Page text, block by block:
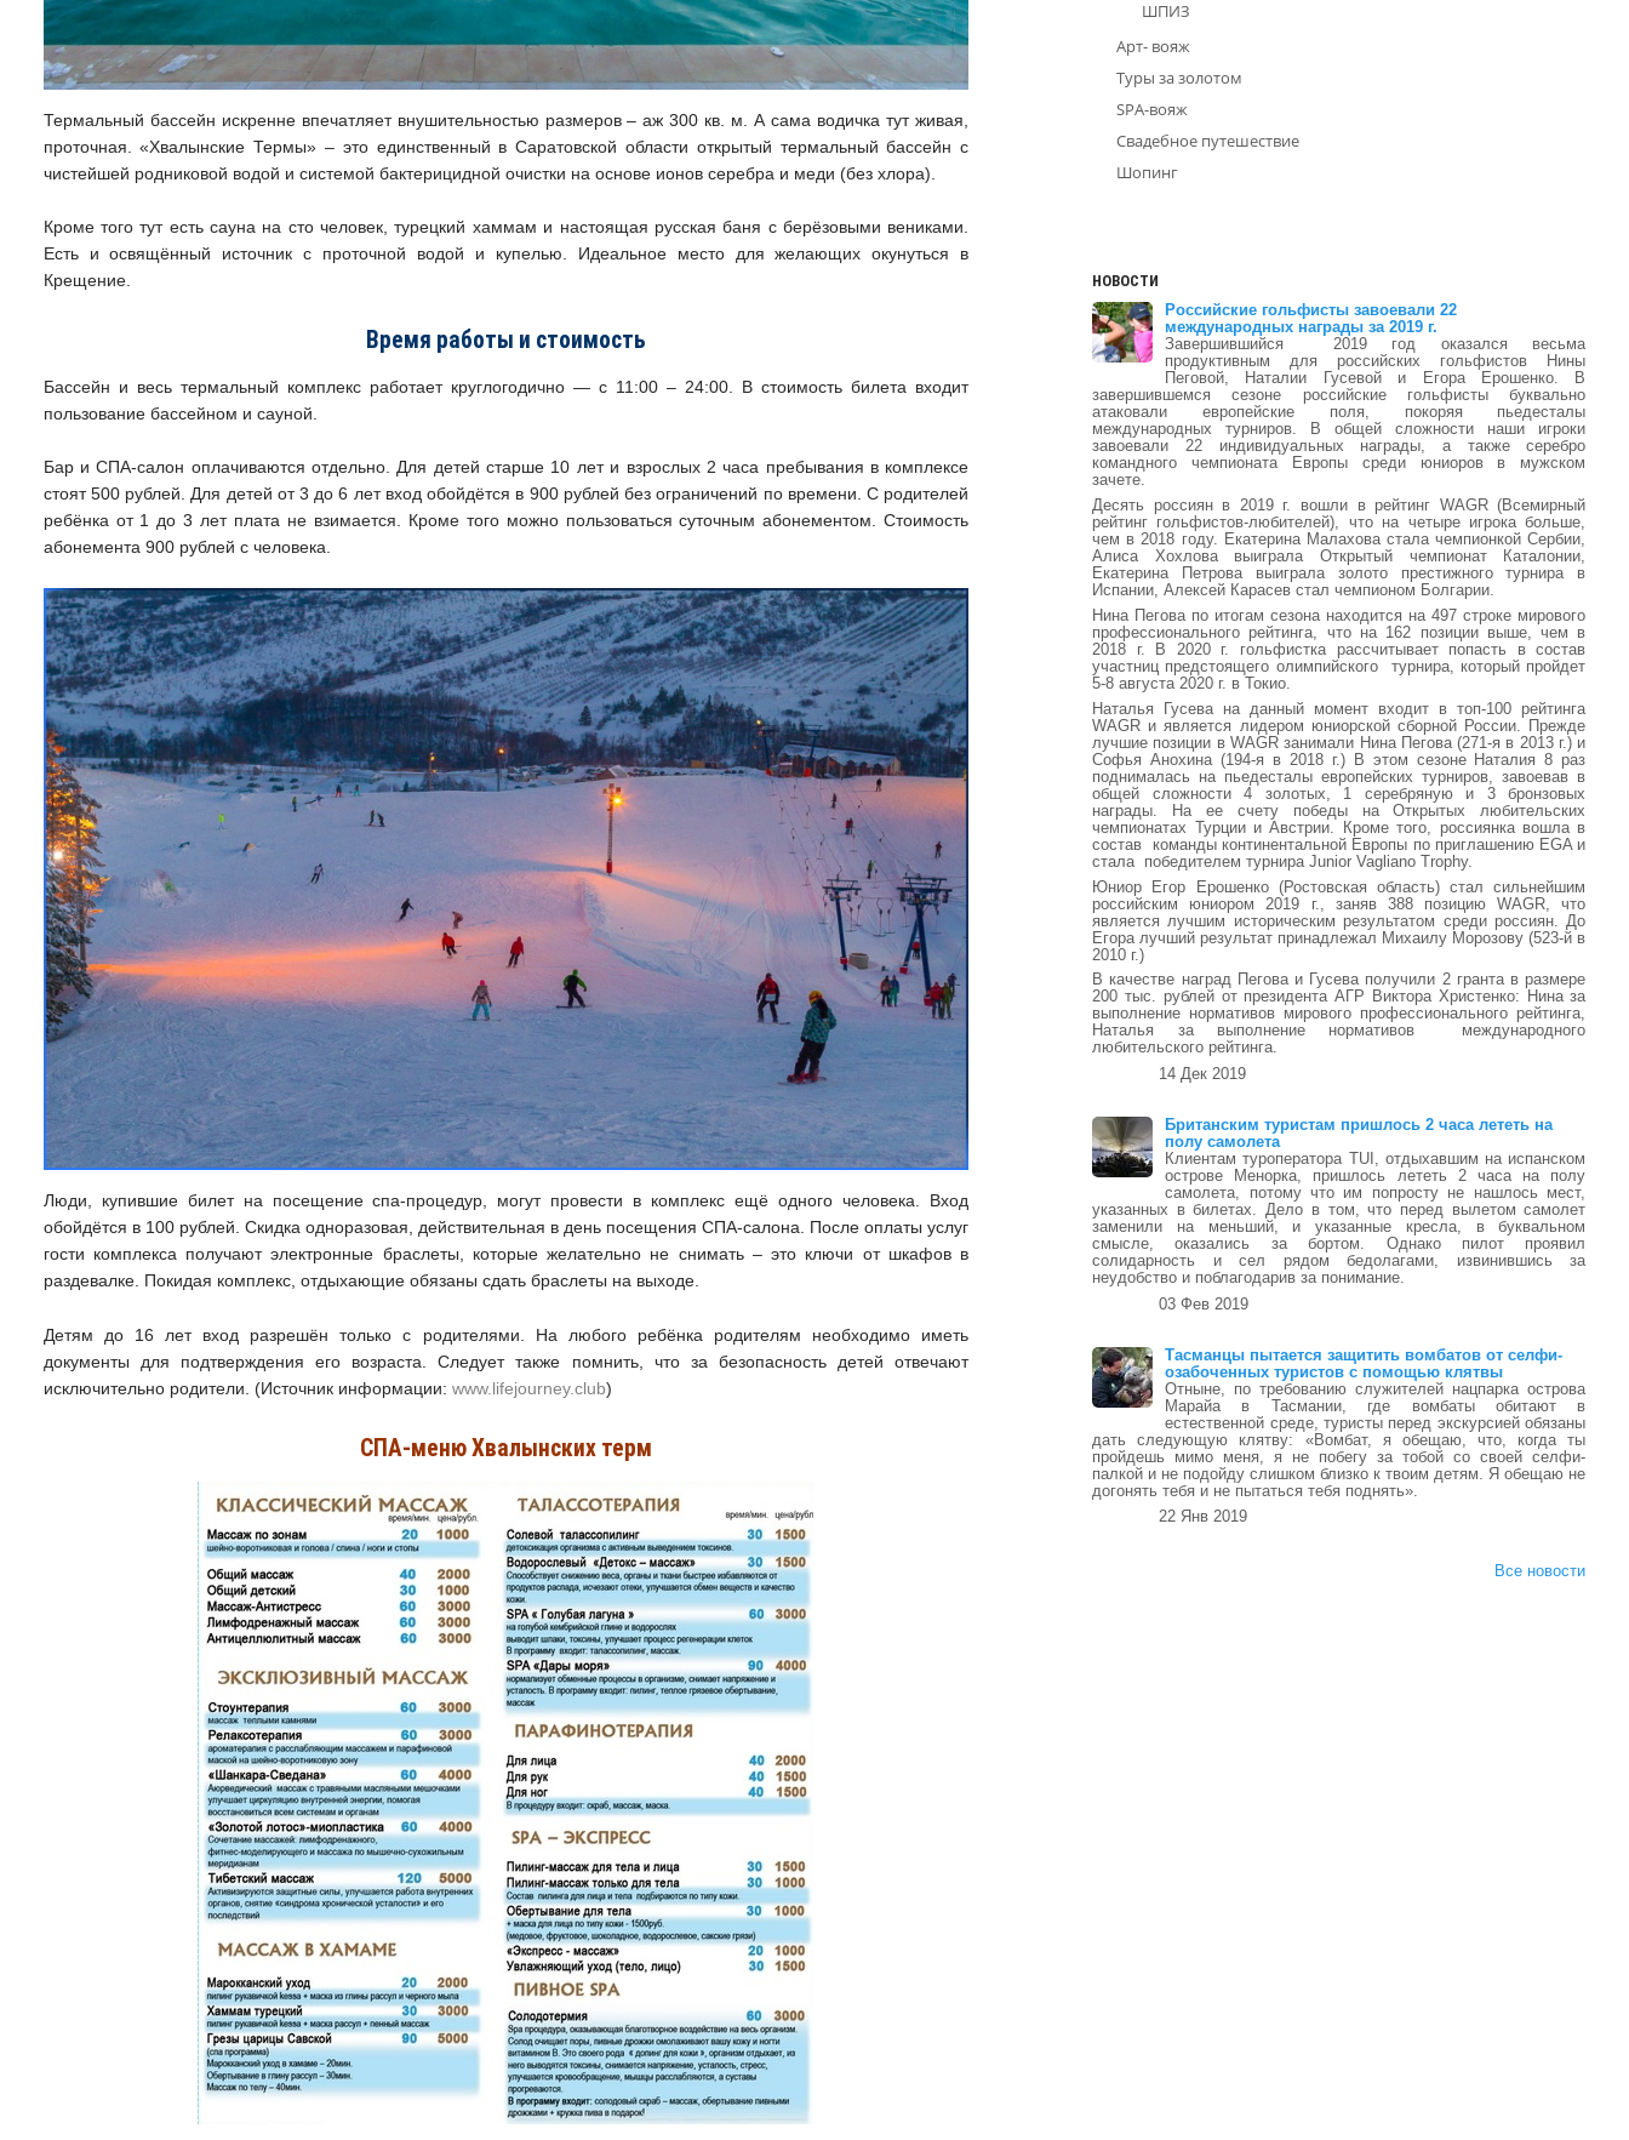
Термальный бассейн искренне впечатляет внушительностью размеров – аж 300 кв. м. А сама водичка тут живая,
проточная. «Хвалынские Термы» – это единственный в Саратовской области открытый термальный бассейн с
чистейшей родниковой водой и системой бактерицидной очистки на основе ионов серебра и меди (без хлора).
Кроме того тут есть сауна на сто человек, турецкий хаммам и настоящая русская баня с берёзовыми вениками.
Есть и освящённый источник с проточной водой и купелью. Идеальное место для желающих окунуться в
Крещение.
Время работы и стоимость
Бассейн и весь термальный комплекс работает круглогодично — с 11:00 – 24:00. В стоимость билета входит
пользование бассейном и сауной.
Бар и СПА-салон оплачиваются отдельно. Для детей старше 10 лет и взрослых 2 часа пребывания в комплексе
стоят 500 рублей. Для детей от 3 до 6 лет вход обойдётся в 900 рублей без ограничений по времени. С родителей
ребёнка от 1 до 3 лет плата не взимается. Кроме того можно пользоваться суточным абонементом. Стоимость
абонемента 900 рублей с человека.
Люди, купившие билет на посещение спа-процедур, могут провести в комплекс ещё одного человека. Вход
обойдётся в 100 рублей. Скидка одноразовая, действительная в день посещения СПА-салона. После оплаты услуг
гости комплекса получают электронные браслеты, которые желательно не снимать – это ключи от шкафов в
раздевалке. Покидая комплекс, отдыхающие обязаны сдать браслеты на выходе.
Детям до 16 лет вход разрешён только с родителями. На любого ребёнка родителям необходимо иметь
документы для подтверждения его возраста. Следует также помнить, что за безопасность детей отвечают
исключительно родители. (Источник информации: www.lifejourney.club)
СПА-меню Хвалынских терм
ШПИЗ
Арт- вояж
Туры за золотом
SPA-вояж
Свадебное путешествие
Шопинг
НОВОСТИ
Российские гольфисты завоевали 22
международных награды за 2019 г.
Завершившийся 2019 год оказался весьма
продуктивным для российских гольфистов Нины
Пеговой, Наталии Гусевой и Егора Ерошенко. В
завершившемся сезоне российские гольфисты буквально
атаковали европейские поля, покоряя пьедесталы
международных турниров. В общей сложности наши игроки
завоевали 22 индивидуальных награды, а также серебро
командного чемпионата Европы среди юниоров в мужском
зачете.
Десять россиян в 2019 г. вошли в рейтинг WAGR (Всемирный
рейтинг гольфистов-любителей), что на четыре игрока больше,
чем в 2018 году. Екатерина Малахова стала чемпионкой Сербии,
Алиса Хохлова выиграла Открытый чемпионат Каталонии,
Екатерина Петрова выиграла золото престижного турнира в
Испании, Алексей Карасев стал чемпионом Болгарии.
Нина Пегова по итогам сезона находится на 497 строке мирового
профессионального рейтинга, что на 162 позиции выше, чем в
2018 г. В 2020 г. гольфистка рассчитывает попасть в состав
участниц предстоящего олимпийского турнира, который пройдет
5-8 августа 2020 г. в Токио.
Наталья Гусева на данный момент входит в топ-100 рейтинга
WAGR и является лидером юниорской сборной России. Прежде
лучшие позиции в WAGR занимали Нина Пегова (271-я в 2013 г.) и
Софья Анохина (194-я в 2018 г.) В этом сезоне Наталия 8 раз
поднималась на пьедесталы европейских турниров, завоевав в
общей сложности 4 золотых, 1 серебряную и 3 бронзовых
награды. На ее счету победы на Открытых любительских
чемпионатах Турции и Австрии. Кроме того, россиянка вошла в
состав команды континентальной Европы по приглашению EGA и
стала победителем турнира Junior Vagliano Trophy.
Юниор Егор Ерошенко (Ростовская область) стал сильнейшим
российским юниором 2019 г., заняв 388 позицию WAGR, что
является лучшим историческим результатом среди россиян. До
Егора лучший результат принадлежал Михаилу Морозову (523-й в
2010 г.)
В качестве наград Пегова и Гусева получили 2 гранта в размере
200 тыс. рублей от президента АГР Виктора Христенко: Нина за
выполнение нормативов мирового профессионального рейтинга,
Наталья за выполнение нормативов международного
любительского рейтинга.
14 Дек 2019
Британским туристам пришлось 2 часа лететь на
полу самолета
Клиентам туроператора TUI, отдыхавшим на испанском
острове Менорка, пришлось лететь 2 часа на полу
самолета, потому что им попросту не нашлось мест,
указанных в билетах. Дело в том, что перед вылетом самолет
заменили на меньший, и указанные кресла, в буквальном
смысле, оказались за бортом. Однако пилот проявил
солидарность и сел рядом бедолагами, извинившись за
неудобство и поблагодарив за понимание.
03 Фев 2019
Тасманцы пытается защитить вомбатов от селфи-
озабоченных туристов с помощью клятвы
Отныне, по требованию служителей нацпарка острова
Марайа в Тасмании, где вомбаты обитают в
естественной среде, туристы перед экскурсией обязаны
дать следующую клятву: «Вомбат, я обещаю, что, когда ты
пройдешь мимо меня, я не побегу за тобой со своей селфи-
палкой и не подойду слишком близко к твоим детям. Я обещаю не
догонять тебя и не пытаться тебя поднять».
22 Янв 2019
Все новости